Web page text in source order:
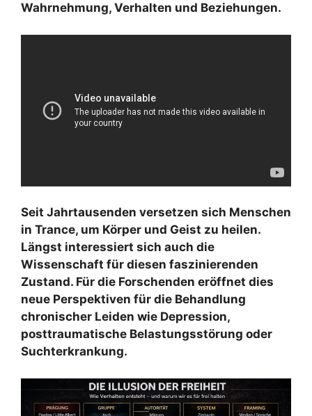
Wahrnehmung, Verhalten und Beziehungen.
Seit Jahrtausenden versetzen sich Menschen
in Trance, um Körper und Geist zu heilen.
Längst interessiert sich auch die
Wissenschaft für diesen faszinierenden
Zustand. Für die Forschenden eröffnet dies
neue Perspektiven für die Behandlung
chronischer Leiden wie Depression,
posttraumatische Belastungsstörung oder
Suchterkrankung.